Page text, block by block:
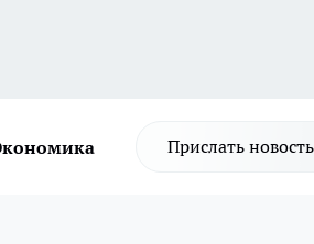
Прислать новость